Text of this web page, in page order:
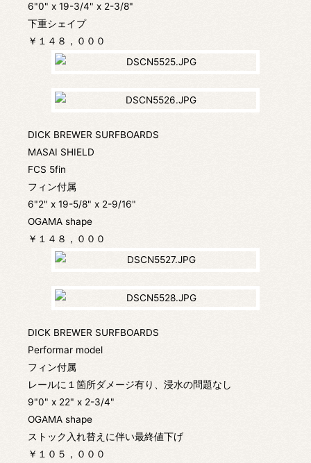
6"0" x 19-3/4" x 2-3/8"
下重シェイプ
￥１４８，０００
DICK BREWER SURFBOARDS
MASAI SHIELD
FCS 5fin
フィン付属
6"2" x 19-5/8" x 2-9/16"
OGAMA shape
￥１４８，０００
DICK BREWER SURFBOARDS
Performar model
フィン付属
レールに１箇所ダメージ有り、浸水の問題なし
9"0" x 22" x 2-3/4"
OGAMA shape
ストック入れ替えに伴い最終値下げ
￥１０５，０００